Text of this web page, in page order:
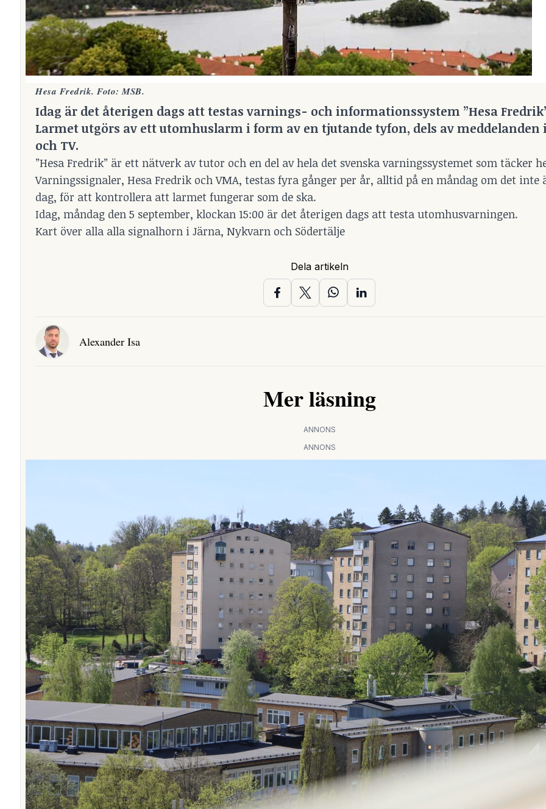
Hesa Fredrik. Foto: MSB.
Idag är det återigen dags att testas varnings- och informationssystem ”Hesa
Larmet utgörs av ett utomhuslarm i form av en tjutande tyfon, dels av meddelanden
och TV.
”Hesa Fredrik” är ett nätverk av tutor och en del av hela det svenska varningssystemet som täcker
Varningssignaler, Hesa Fredrik och VMA, testas fyra gånger per år, alltid på en måndag om det inte
dag, för att kontrollera att larmet fungerar som de ska.
Idag, måndag den 5 september, klockan 15:00 är det återigen dags att testa utomhusvarningen.
Kart över alla alla signalhorn i Järna, Nykvarn och Södertälje
Dela artikeln
Alexander Isa
Mer läsning
ANNONS
ANNONS